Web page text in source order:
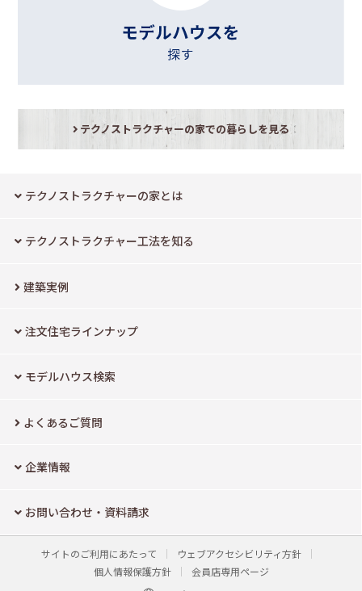
テクノストラクチャーの家での暮らしを見る
テクノストラクチャーの家とは
テクノストラクチャー工法を知る
建築実例
注文住宅ラインナップ
モデルハウス検索
よくあるご質問
企業情報
お問い合わせ・資料請求
サイトのご利用にあたって
ウェブアクセシビリティ方針
個人情報保護方針
会員店専用ページ